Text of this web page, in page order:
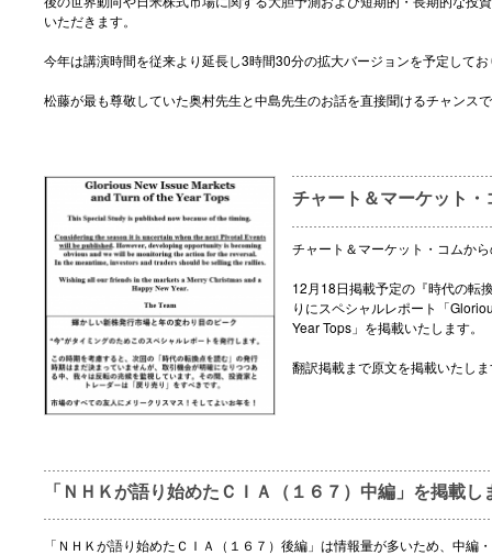
いただきます。
今年は講演時間を従来より延長し3時間30分の拡大バージョンを予定して
松藤が最も尊敬していた奥村先生と中島先生のお話を直接聞けるチャンス
チャート＆マーケット
チャート＆マーケット・コムか
12月18日掲載予定の『時代の転
りにスペシャルレポート「
Year Tops」を掲載いたします。
翻訳掲載まで原文を掲載いたし
「ＮＨＫが語り始めたＣＩＡ（１６７）中編」を掲載し
「ＮＨＫが語り始めたＣＩＡ（１６７）後編」は情報量が多いため、中編